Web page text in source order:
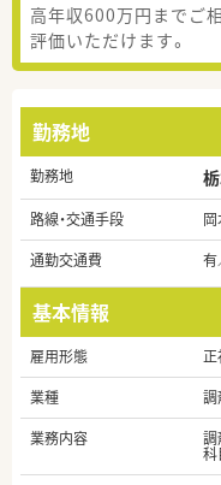
高年収600万円までご
評価いただけます。
勤務地
勤務地
路線・交通手段
通勤交通費
基本情報
雇用形態
正
業種
調
業務内容
調
科